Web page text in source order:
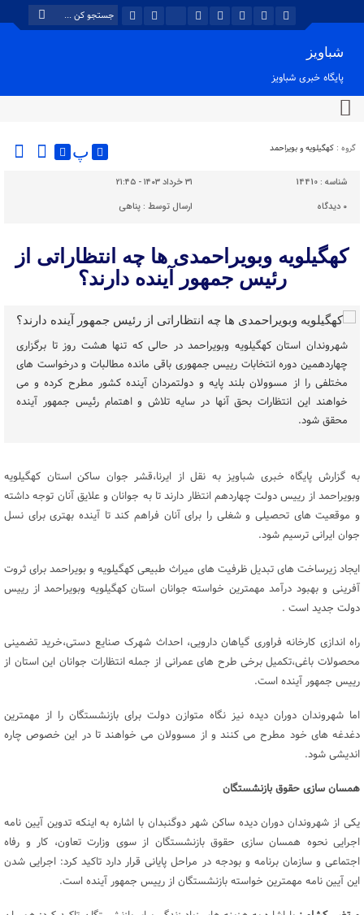
شباویز
پایگاه خبری شباویز
گروه : کهگیلویه و بویراحمد پ
شناسه : 14410
۳۱ خرداد ۱۴۰۳ - ۲۱:۴۵
۰ دیدگاه ارسال توسط :پناهی
کهگیلویه وبویراحمدی ها چه انتظاراتی از
رئیس جمهور آینده دارند؟
شهروندان استان کهگیلویه وبویراحمد در حالی که تنها هشت روز تا برگزاری
چهاردهمین دوره انتخابات رییس جمهوری باقی مانده مطالبات و درخواست های
مختلفی را از مسوولان بلند پایه و دولتمردان آینده کشور مطرح کرده و می
خواهند این انتظارات بحق آنها در سایه تلاش و اهتمام رئیس جمهور آینده
محقق شود.
به گزارش پایگاه خبری شباویز به نقل از ایرنا،قشر جوان ساکن استان کهگیلویه
وبویراحمد از رییس دولت چهاردهم انتظار دارند تا به جوانان و علایق آنان توجه داشته
و موقعیت های تحصیلی و شغلی را برای آنان فراهم کند تا آینده بهتری برای نسل
جوان ایرانی ترسیم شود.
ایجاد زیرساخت های تبدیل ظرفیت های میراث طبیعی کهگیلویه و بویراحمد برای ثروت
آفرینی و بهبود درآمد مهمترین خواسته جوانان استان کهگیلویه وبویراحمد از رییس
دولت جدید است .
راه اندازی کارخانه فراوری گیاهان دارویی، احداث شهرک صنایع دستی،خرید تضمینی
محصولات باغی،تکمیل برخی طرح های عمرانی از جمله انتظارات جوانان این استان از
رییس جمهور آینده است.
اما شهروندان دوران دیده نیز نگاه متوازن دولت برای بازنشستگان را از مهمترین
دغدغه های خود مطرح می کنند و از مسوولان می خواهند تا در این خصوص چاره
اندیشی شود.
همسان سازی حقوق بازنشستگان
یکی از شهروندان دوران دیده ساکن شهر دوگنبدان با اشاره به اینکه تدوین آیین نامه
اجرایی نحوه همسان سازی حقوق بازنشستگان از سوی وزارت تعاون، کار و رفاه
اجتماعی و سازمان برنامه و بودجه در مراحل پایانی قرار دارد تاکید کرد: اجرایی شدن
این آیین نامه مهمترین خواسته بازنشستگان از رییس جمهور آینده است.